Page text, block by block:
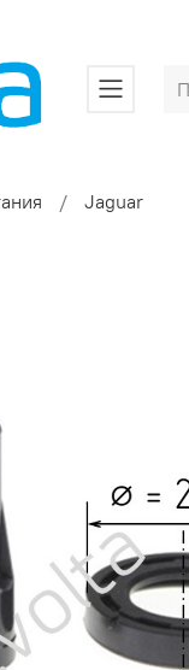
Jaguar